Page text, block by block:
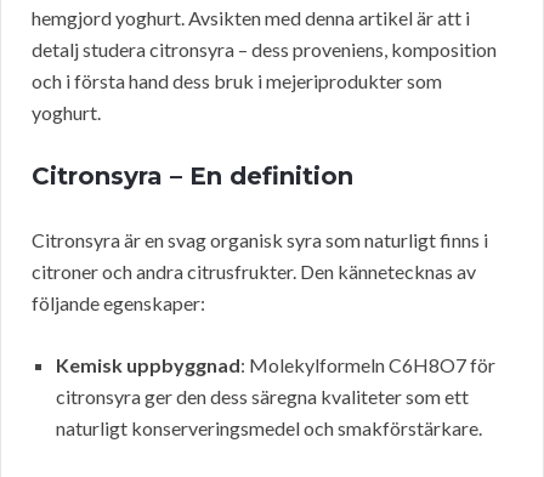
hemgjord yoghurt. Avsikten med denna artikel är att i
detalj studera citronsyra – dess proveniens, komposition
och i första hand dess bruk i mejeriprodukter som
yoghurt.
Citronsyra – En definition
Citronsyra är en svag organisk syra som naturligt finns i
citroner och andra citrusfrukter. Den kännetecknas av
följande egenskaper:
Kemisk uppbyggnad: Molekylformeln C6H8O7 för
citronsyra ger den dess säregna kvaliteter som ett
naturligt konserveringsmedel och smakförstärkare.